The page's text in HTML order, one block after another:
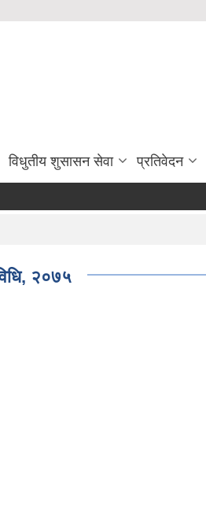
विधुतीय शुसासन सेवा प्रतिवेदन
२०७५